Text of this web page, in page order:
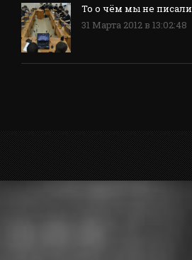
То о чём мы не писали
31 Марта 2012 в 13:02:48